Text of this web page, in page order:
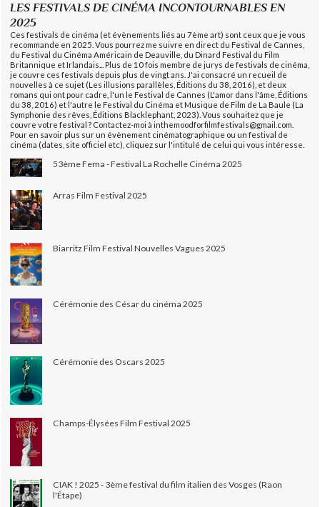
LES FESTIVALS DE CINÉMA INCONTOURNABLES EN
2025
Ces festivals de cinéma (et évènements liés au 7ème art) sont ceux que je vous
recommande en 2025. Vous pourrez me suivre en direct du Festival de Cannes,
du Festival du Cinéma Américain de Deauville, du Dinard Festival du Film
Britannique et Irlandais... Plus de 10 fois membre de jurys de festivals de cinéma,
je couvre ces festivals depuis plus de vingt ans. J'ai consacré un recueil de
nouvelles à ce sujet (Les illusions parallèles, Éditions du 38, 2016), et deux
romans qui ont pour cadre, l'un le Festival de Cannes (L'amor dans l'âme, Éditions
du 38, 2016) et l'autre le Festival du Cinéma et Musique de Film de La Baule (La
Symphonie des rêves, Éditions Blacklephant, 2023). Vous souhaitez que je
couvre votre festival ? Contactez-moi à inthemoodforfilmfestivals@gmail.com.
Pour en savoir plus sur un évènement cinématographique ou un festival de
cinéma (dates, site officiel etc), cliquez sur l'intitulé de celui qui vous intéresse.
53ème Fema - Festival La Rochelle Cinéma 2025
Arras Film Festival 2025
Biarritz Film Festival Nouvelles Vagues 2025
Cérémonie des César du cinéma 2025
Cérémonie des Oscars 2025
Champs-Élysées Film Festival 2025
CIAK ! 2025 - 3ème festival du film italien des Vosges (Raon
l'Étape)